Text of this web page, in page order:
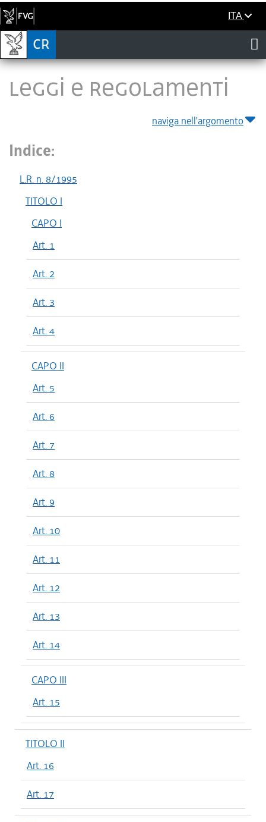
ITA
LEGGI E REGOLAMENTI
naviga nell'argomento
Indice:
L.R. n. 8/1995
TITOLO I
CAPO I
Art. 1
Art. 2
Art. 3
Art. 4
CAPO II
Art. 5
Art. 6
Art. 7
Art. 8
Art. 9
Art. 10
Art. 11
Art. 12
Art. 13
Art. 14
CAPO III
Art. 15
TITOLO II
Art. 16
Art. 17